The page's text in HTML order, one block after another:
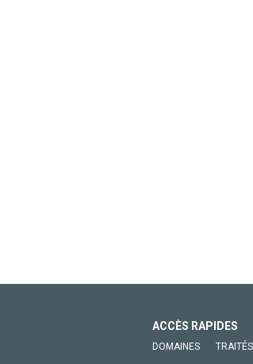
ACCÈS RAPIDES
DOMAINES